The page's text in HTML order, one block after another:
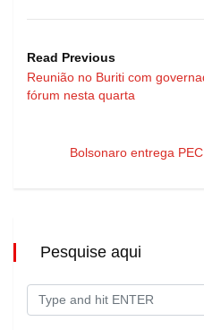
Read Previous
Reunião no Buriti com
fórum nesta quarta
Bolsonaro entrega
Pesquise aqui